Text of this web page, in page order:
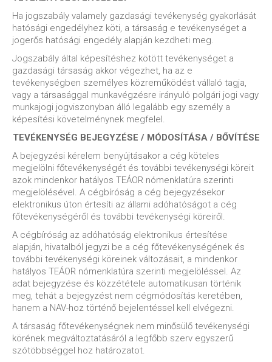
Ha jogszabály valamely gazdasági tevékenység gyakorlását
hatósági engedélyhez köti, a társaság e tevékenységet a
jogerős hatósági engedély alapján kezdheti meg.
Jogszabály által képesítéshez kötött tevékenységet a
gazdasági társaság akkor végezhet, ha az e
tevékenységben személyes közreműködést vállaló tagja,
vagy a társasággal munkavégzésre irányuló polgári jogi vagy
munkajogi jogviszonyban álló legalább egy személy a
képesítési követelménynek megfelel.
TEVÉKENYSÉG BEJEGYZÉSE / MÓDOSÍTÁSA / BŐVÍTÉSE
A bejegyzési kérelem benyújtásakor a cég köteles
megjelölni főtevékenységét és további tevékenységi köreit
azok mindenkor hatályos TEÁOR nómenklatúra szerinti
megjelölésével. A cégbíróság a cég bejegyzésekor
elektronikus úton értesíti az állami adóhatóságot a cég
főtevékenységéről és további tevékenységi köreiről.
A cégbíróság az adóhatóság elektronikus értesítése
alapján, hivatalból jegyzi be a cég főtevékenységének és
további tevékenységi köreinek változásait, a mindenkor
hatályos TEÁOR nómenklatúra szerinti megjelöléssel. Az
adat bejegyzése és közzététele automatikusan történik
meg, tehát a bejegyzést nem cégmódosítás keretében,
hanem a NAV-hoz történő bejelentéssel kell elvégezni.
A társaság főtevékenységnek nem minősülő tevékenységi
körének megváltoztatásáról a legfőbb szerv egyszerű
szótöbbséggel hoz határozatot.